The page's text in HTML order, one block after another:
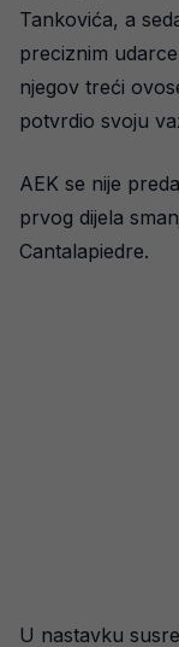
Tankovića, a
preciznim
njegov treći
potvrdio svoju
AEK se nije
prvog dijela
Cantalapiedre.
U nastavku